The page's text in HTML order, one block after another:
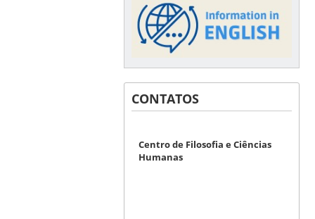
CONTATOS
Centro de Filosofia e Ciências
Humanas